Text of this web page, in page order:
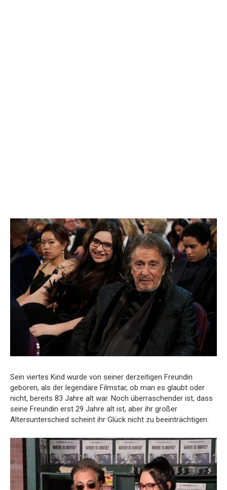
Sein viertes Kind wurde von seiner derzeitigen Freundin
geboren, als der legendäre Filmstar, ob man es glaubt oder
nicht, bereits 83 Jahre alt war. Noch überraschender ist, dass
seine Freundin erst 29 Jahre alt ist, aber ihr großer
Altersunterschied scheint ihr Glück nicht zu beeinträchtigen.